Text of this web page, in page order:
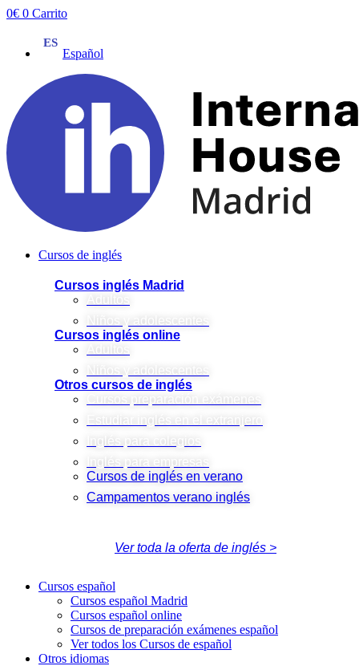
Ir
contenido
0€ 0 Carrito
Español
Cursos de inglés
Cursos inglés Madrid
Adultos
Niños y adolescentes
Cursos inglés online
Adultos
Niños y adolescentes
Otros cursos de inglés
Cursos preparación exámenes
Estudiar inglés en el extranjero
Inglés para colegios
Inglés para empresas
Cursos de inglés en verano
Campamentos verano inglés
Ver toda la oferta de inglés >
Cursos español
Cursos español Madrid
Cursos español online
Cursos de preparación exámenes español
Ver todos los Cursos de español
Otros idiomas